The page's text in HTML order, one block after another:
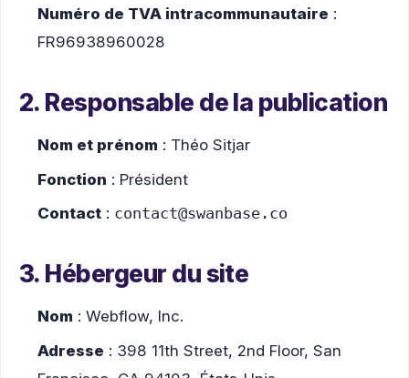
Numéro de TVA intracommunautaire :
FR96938960028
2. Responsable de la publication
Nom et prénom : Théo Sitjar
Fonction : Président
Contact : contact@swanbase.co
3. Hébergeur du site
Nom : Webflow, Inc.
Adresse : 398 11th Street, 2nd Floor, San